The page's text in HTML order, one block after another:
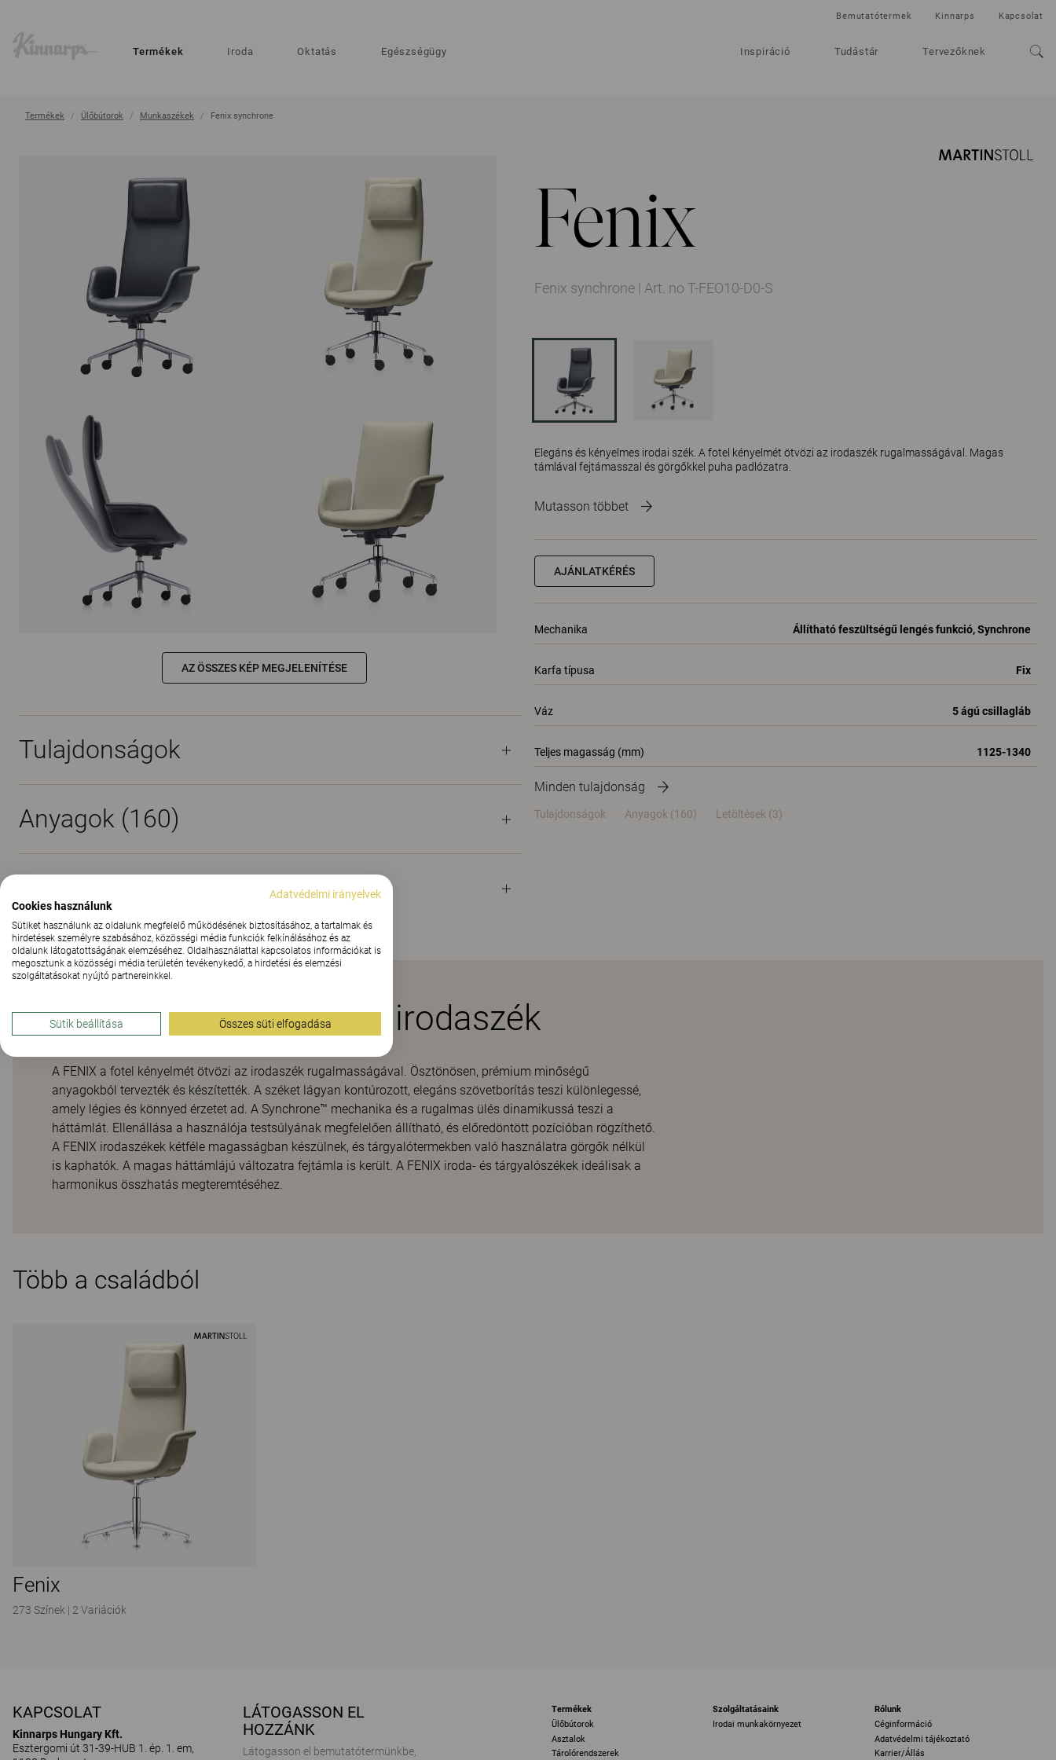
Termékek Iroda Oktatás Egészségügy Inspiráció Tudástár Tervezőknek
Bemutatótermek Kinnarps Kapcsolat
Termékek Ülőbútorok Munkaszékek Fenix synchrone
Fenix
Fenix ​​synchrone | Art. no T-FEO10-D0-S
Elegáns és kényelmes irodai szék. A fotel kényelmét ötvözi az irodaszék rugalmasságával. Magas
támlával fejtámasszal és görgőkkel puha padlózatra.
Mutasson többet
AJÁNLATKÉRÉS
Mechanika Állítható feszültségű lengés funkció, Synchrone
Karfa típusa Fix
Váz 5 ágú csillagláb
Teljes magasság (mm) 1125-1340
Minden tulajdonság
Tulajdonságok Anyagok (160) Letöltések (3)
AZ ÖSSZES KÉP MEGJELENÍTÉSE
Tulajdonságok
Anyagok (160)
Elegáns és kényelmes irodaszék
A FENIX a fotel kényelmét ötvözi az irodaszék rugalmasságával. Ösztönösen, prémium minőségű
anyagokból tervezték és készítették. A széket lágyan kontúrozott, elegáns szövetborítás teszi különlegessé,
amely légies és könnyed érzetet ad. A Synchrone™ mechanika és a rugalmas ülés dinamikussá teszi a
háttámlát. Ellenállása a használója testsúlyának megfelelően állítható, és előredöntött pozícióban rögzíthető.
A FENIX irodaszékek kétféle magasságban készülnek, és tárgyalótermekben való használatra görgők nélkül
is kaphatók. A magas háttámlájú változatra fejtámla is került. A FENIX iroda- és tárgyalószékek ideálisak a
harmonikus összhatás megteremtéséhez.
Több a családból
Fenix
273 Színek | 2 Variációk
KAPCSOLAT
Kinnarps Hungary Kft.
Esztergomi út 31-39-HUB 1. ép. 1. em,
LÁTOGASSON EL
HOZZÁNK
Látogasson el bemutatótermünkbe,
Termékek
Ülőbútorok
Asztalok
Tárolórendszerek
Szolgáltatásaink
Irodai munkakörnyezet
Rólunk
Céginformáció
Adatvédelmi tájékoztató
Karrier/Állás
Adatvédelmi irányelvek
Cookies használunk
Sütiket használunk az oldalunk megfelelő működésének biztosításához, a tartalmak és
hirdetések személyre szabásához, közösségi média funkciók felkínálásához és az
oldalunk látogatottságának elemzéséhez. Oldalhasználattal kapcsolatos információkat is
megosztunk a közösségi média területén tevékenykedő, a hirdetési és elemzési
szolgáltatásokat nyújtó partnereinkkel.
Sütik beállítása Összes süti elfogadása